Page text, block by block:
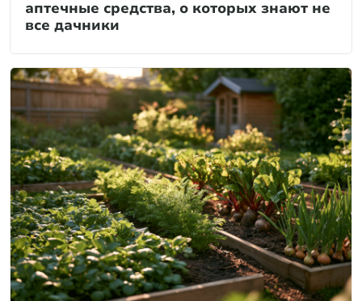
аптечные средства, о которых знают не
все дачники